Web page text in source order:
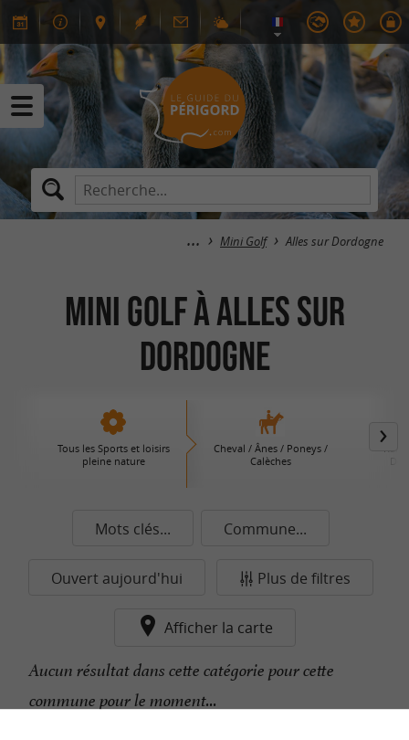
Mini Golf Alles sur Dordogne
Mini Golf à Alles sur
Dordogne
Tous les Sports et loisirs
pleine nature
Cheval / Ânes / Poneys /
Calèches
Mots clés... Commune...
Ouvert aujourd'hui Plus de filtres
Afficher la carte
Aucun résultat dans cette catégorie pour cette
commune pour le moment...